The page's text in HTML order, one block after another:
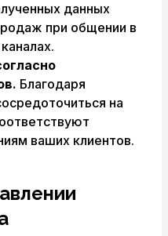
данных
при общении в
Благодаря
на
ваших клиентов.